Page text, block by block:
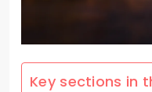
Key sections in